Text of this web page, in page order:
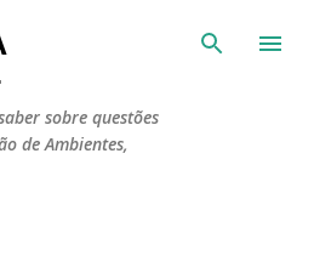
conteúdo principal
sobre questões
de Ambientes,